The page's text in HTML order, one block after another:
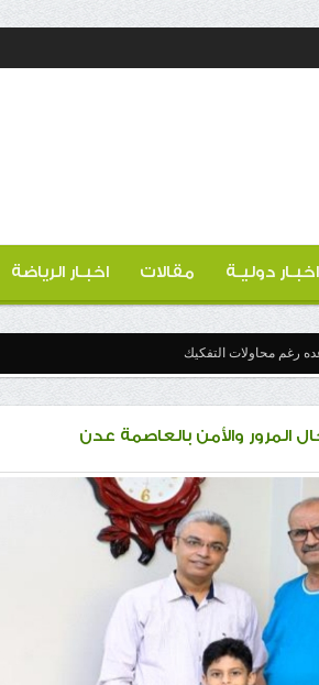
اخبـار دوليـة مقالات اخبـار الرياضة
رغم محاولات التفكيك
المرور والأمن بالعاصمة عدن